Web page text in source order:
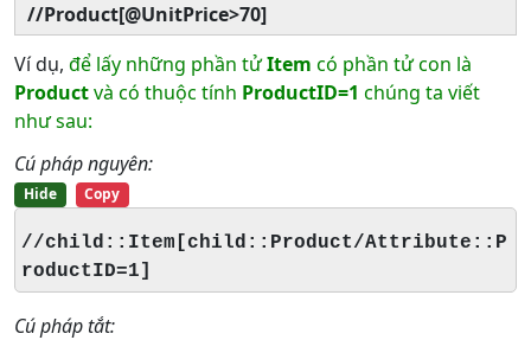
//Product[@UnitPrice>70]
Ví dụ, để lấy những phần tửItem có phần tử con là
Productvà có thuộc tính ProductID=1 chúng ta viết
như sau:
Cú pháp nguyên:
Hide Copy
//child::Item[child::Product/Attribute::P
roductID=1]
Cú pháp tắt: